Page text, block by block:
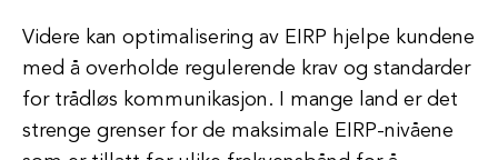
Videre kan optimalisering av EIRP hjelpe kundene
med å overholde regulerende krav og standarder
for trådløs kommunikasjon. I mange land er det
strenge grenser for de maksimale EIRP-nivåene